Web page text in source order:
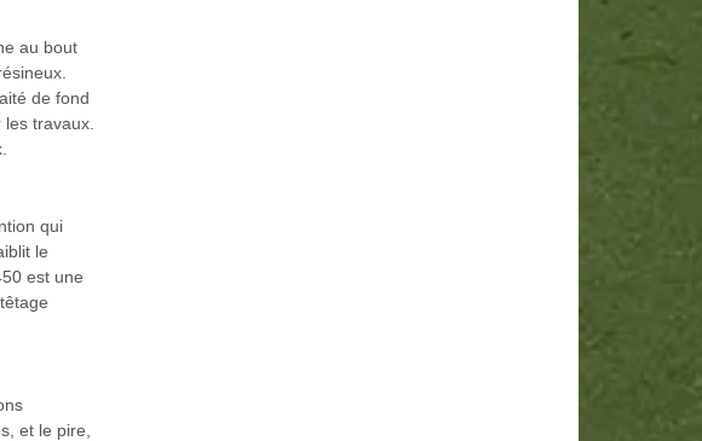
au bout
de fond
travaux.
qui
le
est une
et le pire,